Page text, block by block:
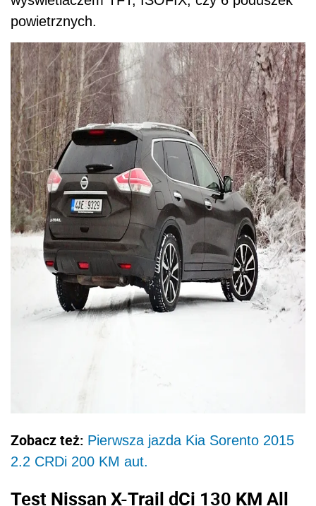
powietrznych.
Zobacz też: Pierwsza jazda Kia Sorento 2015
2.2 CRDi 200 KM aut.
Test Nissan X-Trail dCi 130 KM All